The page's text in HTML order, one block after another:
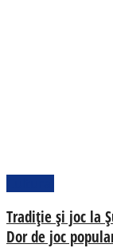
Tradiție și joc la
Dor de joc